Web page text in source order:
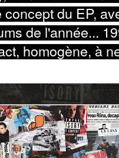
du EP,
de l'année...
homogène, à